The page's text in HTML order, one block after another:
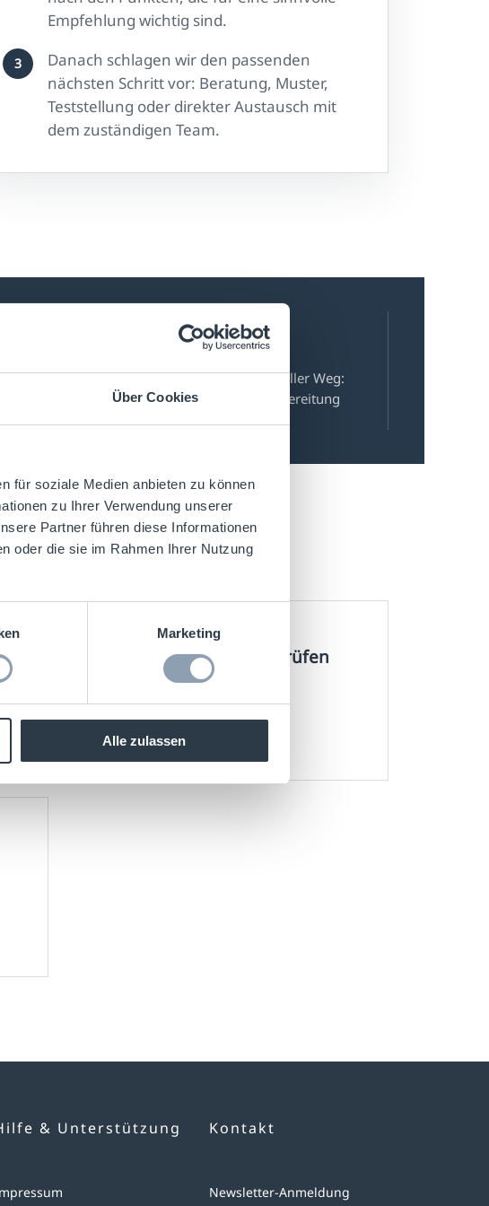
Über Cookies
für soziale Medien anbieten zu können
zu Ihrer Verwendung unserer
Partner führen diese Informationen
oder die sie im Rahmen Ihrer Nutzung
Marketing
Alle zulassen
Empfehlung wichtig sind.
3
Danach schlagen wir den passenden
nächsten Schritt vor: Beratung, Muster,
Teststellung oder direkter Austausch mit
dem zuständigen Team.
Nächster Schritt
Aus Ihrer Anfrage wird ein sinnvoller Weg:
Beratung, Muster, Pilot oder Vorbereitung
RFID-Labels und Inlays prüfen
ZUM RFID-FUNNEL
& Unterstützung Kontakt
Newsletter-Anmeldung